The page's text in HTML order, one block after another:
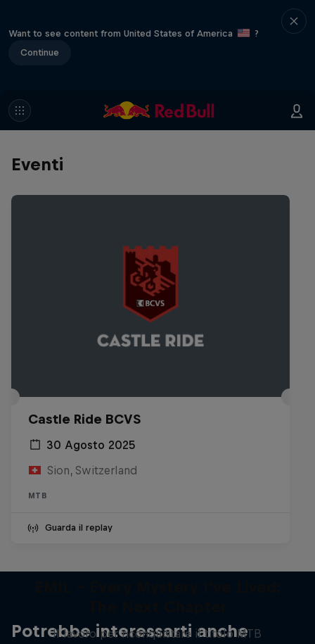
Want to see content from United States of America
?
Continue
Eventi
Castle Ride BCVS
30 Agosto 2025
Sion, Switzerland
MTB
Guarda il replay
Potrebbe interessarti anche
Il lavoro per riconquistare il titolo MTB